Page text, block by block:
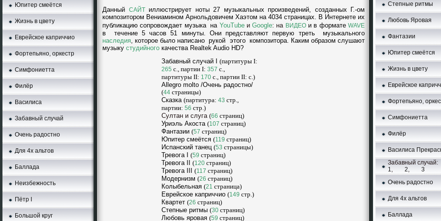
Юпитер смеётся
Жизнь в цвету
Еврейское каприччио
Фортепьяно, оркестр
Симфониетта
Филёр
Василиса
Забавный случай
Очень радостно
Для 4х альтов
Баллада
Неизбежность
Пётр I
Большой круг
Данный CAЙT
иллюстрирует ноты 27 музыкальных произведений, созданных Г.-ом
композитором Вениамином Арнольдовичем Хаэтом на 4034 страницax. В Интернете их
публикацию сопровождает музыка нa YouTubeиGoogle: на ВИДЕО и в форматеWAVE
в течениe 5 часов 51 минуты. Они представляют первую треть музыкального
наследия, которое было написано рукой этого композитора. Каким образом слушают
музыку студийного качества Realtek Audio HD?
Забавный случай I (партитуры I:
265 с., партии I: 357 c.,
партитуры II: 170 с., партии II: c.)
Allegro molto /Очень радостно/
(44 страницы)
Сказка (партитура: 43 стp.,
партии: 56 стp.)
Султан и слуга (66 страниц)
Уриэль Акоста (107 страниц)
Фантазии (57 страниц)
Юпитер смеётся (119 страниц)
Испанский танец (53 страницы)
Тревога I (59 страниц)
Тревога II (120 страниц)
Тревога III (117 страниц)
Модернизм (26 страниц)
Колыбельная (21 страница)
Еврейское каприччио (149 стр.)
Квартет (26 страниц)
Степные ритмы (30 страниц)
Любовь яровая (59 страниц)
Степные ритмы
Любовь Яровая
Фантазии
Юпитер смеётся
Жизнь в цвету
Еврейское
Фортепьяно,
Симфониетта
Филёр
Bacилиca
Забавный случай:
1, 2, 3
Очень радостно
Для 4х альтов
Баллада